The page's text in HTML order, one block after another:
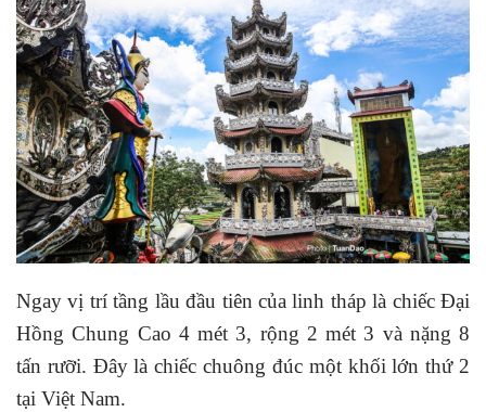
Ngay vị trí tầng lầu đầu tiên của linh tháp là chiếc Đại
Hồng Chung Cao 4 mét 3, rộng 2 mét 3 và nặng 8
tấn rưỡi. Đây là chiếc chuông đúc một khối lớn thứ 2
tại Việt Nam.